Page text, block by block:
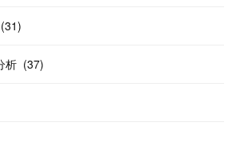
(31)
析 (37)